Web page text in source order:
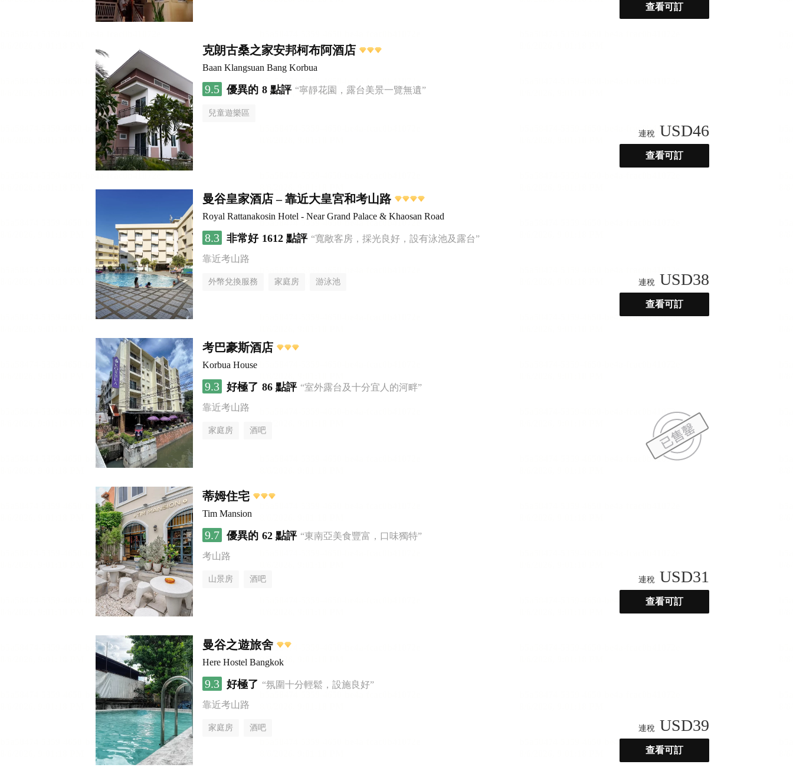
查看可訂
克朗古桑之家安邦柯布阿酒店
Baan Klangsuan Bang Korbua
9.5 優異的 8 點評 “寧靜花園，露台美景一覽無遺”
兒童遊樂區
連稅 USD46
查看可訂
曼谷皇家酒店 – 靠近大皇宮和考山路
Royal Rattanakosin Hotel - Near Grand Palace & Khaosan Road
8.3 非常好 1612 點評 “寬敞客房，採光良好，設有泳池及露台”
靠近考山路
外幣兌換服務 家庭房 游泳池 連稅 USD38
查看可訂
考巴豪斯酒店
Korbua House
9.3 好極了 86 點評 “室外露台及十分宜人的河畔”
靠近考山路
家庭房 酒吧
蒂姆住宅
Tim Mansion
9.7 優異的 62 點評 “東南亞美食豐富，口味獨特”
考山路
山景房 酒吧 連稅 USD31
查看可訂
曼谷之遊旅舍
Here Hostel Bangkok
9.3 好極了 “氛圍十分輕鬆，設施良好”
靠近考山路
家庭房 酒吧 連稅 USD39
查看可訂